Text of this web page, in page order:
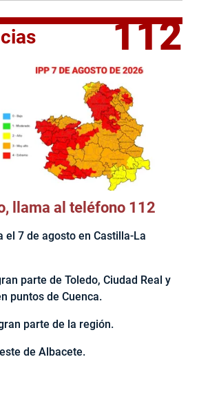
112
llama al teléfono 112
el 7 de agosto en Castilla-La
parte de Toledo, Ciudad Real y
puntos de Cuenca.
parte de la región.
de Albacete.